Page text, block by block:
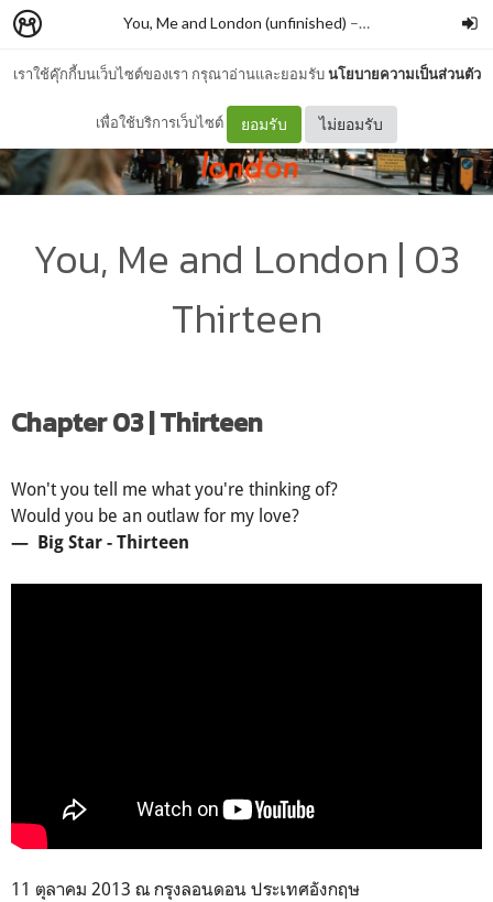
เราใช้คุ๊กกี้บนเว็บไซต์ของเรา กรุณาอ่านและยอมรับนโยบายความเป็นส่วนตัว
เพื่อใช้บริการเว็บไซต์ ยอมรับ ไม่ยอมรับ
You, Me and London (unfinished) – ad.ar
You, Me and London | 03
Thirteen
Chapter 03 | Thirteen
Won't you tell me what you're thinking of?
Would you be an outlaw for my love?
— Big Star - Thirteen
11 ตุลาคม 2013 ณ กรุงลอนดอน ประเทศอังกฤษ